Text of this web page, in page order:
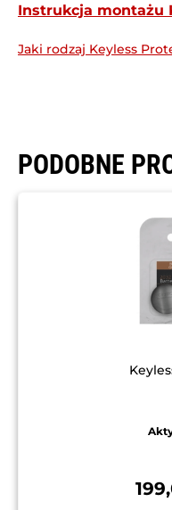
Instrukcja montażu
Jaki rodzaj Keyless
PODOBNE